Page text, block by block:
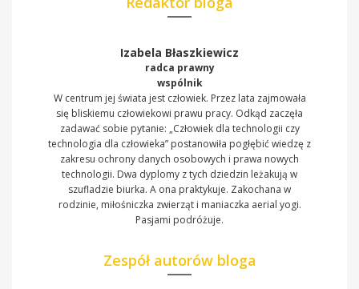
Izabela Błaszkiewicz
radca prawny
wspólnik
W centrum jej świata jest człowiek. Przez lata zajmowała
się bliskiemu człowiekowi prawu pracy. Odkąd zaczęła
zadawać sobie pytanie: „Człowiek dla technologii czy
technologia dla człowieka” postanowiła pogłębić wiedzę z
zakresu ochrony danych osobowych i prawa nowych
technologii. Dwa dyplomy z tych dziedzin leżakują w
szufladzie biurka. A ona praktykuje. Zakochana w
rodzinie, miłośniczka zwierząt i maniaczka aerial yogi.
Pasjami podróżuje.
Zespół autorów bloga